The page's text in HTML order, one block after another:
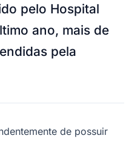
pelo Hospital
ano, mais de
pela
de possuir